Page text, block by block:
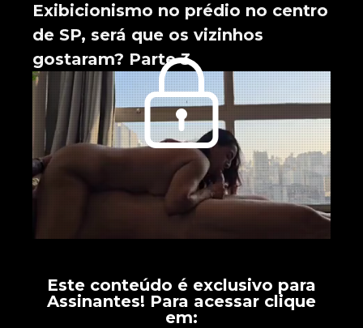
Exibicionismo no prédio no centro
de SP, será que os vizinhos
gostaram? Parte 3
Este conteúdo é exclusivo para
Assinantes! Para acessar clique
em: